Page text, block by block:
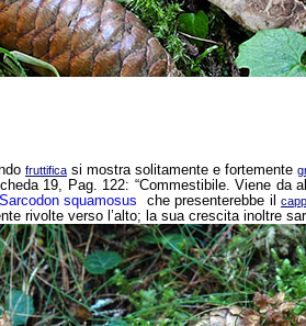
fruttifica si mostra solitamente e fortemente
19, Pag. 122: “Commestibile. Viene da
Sarcodon squamosus che presenterebbe il
rivolte verso l’alto; la sua crescita inoltre